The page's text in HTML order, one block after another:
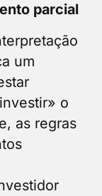
parcial
um
o
as regras